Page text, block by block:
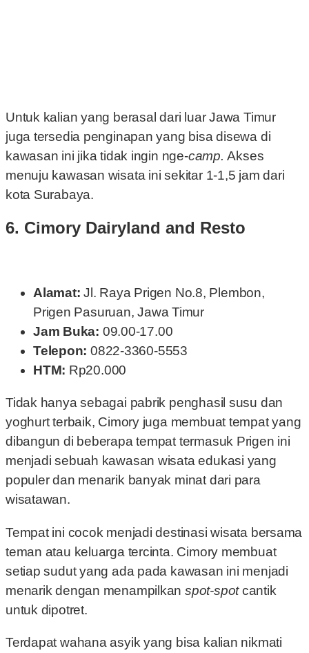
Untuk kalian yang berasal dari luar Jawa Timur
juga tersedia penginapan yang bisa disewa di
kawasan ini jika tidak ingin nge-camp.Akses
menuju kawasan wisata ini sekitar 1-1,5 jam dari
kota Surabaya.
6. Cimory Dairyland and Resto
Alamat: Jl. Raya Prigen No.8, Plembon,
Prigen Pasuruan, Jawa Timur
Jam Buka: 09.00-17.00
Telepon: 0822-3360-5553
HTM: Rp20.000
Tidak hanya sebagai pabrik penghasil susu dan
yoghurt terbaik, Cimory juga membuat tempat yang
dibangun di beberapa tempat termasuk Prigen ini
menjadi sebuah kawasan wisata edukasi yang
populer dan menarik banyak minat dari para
wisatawan.
Tempat ini cocok menjadi destinasi wisata bersama
teman atau keluarga tercinta. Cimory membuat
setiap sudut yang ada pada kawasan ini menjadi
menarik dengan menampilkanspot-spotcantik
untuk dipotret.
Terdapat wahana asyik yang bisa kalian nikmati